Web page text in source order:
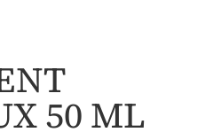
50 ML